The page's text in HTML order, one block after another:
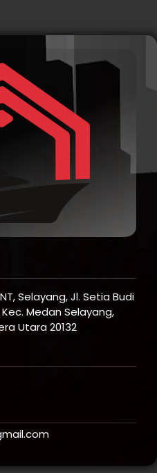
Selayang, Jl. Setia Budi
Kec. Medan Selayang,
Utara 20132